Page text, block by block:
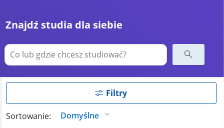
Znajdź studia dla siebie
Filtry
Sortowanie: